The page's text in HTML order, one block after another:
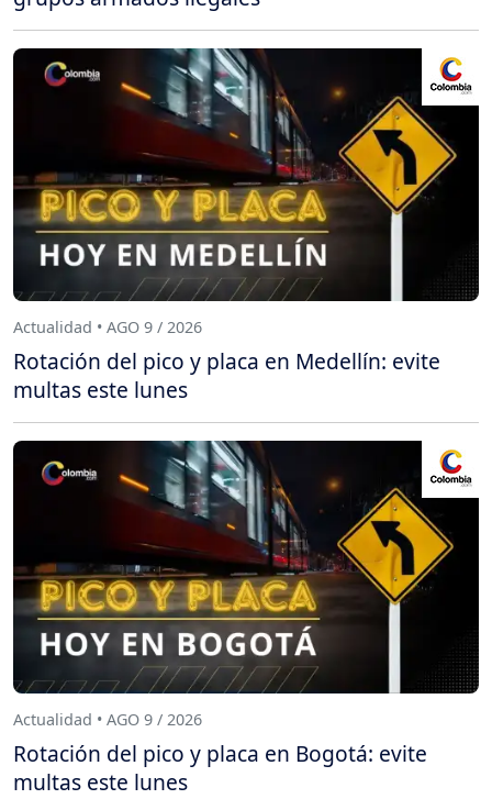
Actualidad • AGO 9 / 2026
Rotación del pico y placa en Medellín: evite
multas este lunes
Actualidad • AGO 9 / 2026
Rotación del pico y placa en Bogotá: evite
multas este lunes